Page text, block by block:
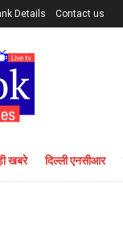
Details Contact us
खबरे दिल्ली एनसीआर